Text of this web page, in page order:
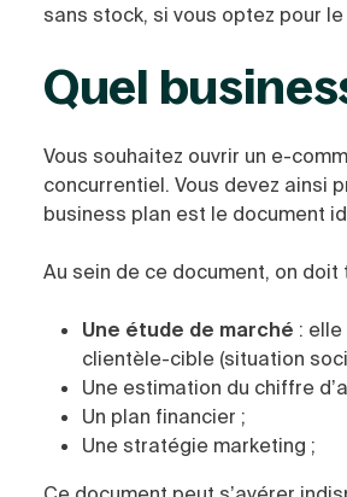
sans stock, si vous optez pour le
Quel
Vous souhaitez ouvrir un e-
concurrentiel. Vous devez ainsi
business plan est le document
Au sein de ce document, on doit
Une étude de marché :
clientèle-cible (situation
Une estimation du chiffre
Un plan financier ;
Une stratégie marketing ;